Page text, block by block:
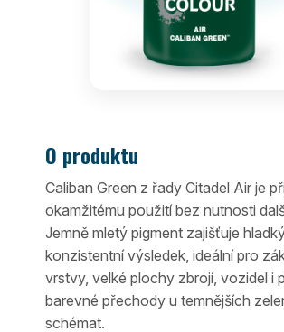
O produktu
Caliban Green z řady Citadel Air je
okamžitému použití bez nutnosti
Jemně mletý pigment zajišťuje
konzistentní výsledek, ideální pro
vrstvy, velké plochy zbrojí, vozidel i
barevné přechody u temnějších
schémat.